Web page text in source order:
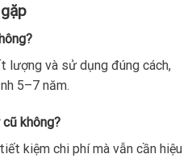
lượng và sử dụng đúng cách,
5–7 năm.
cũ không?
kiệm chi phí mà vẫn cần hiệu